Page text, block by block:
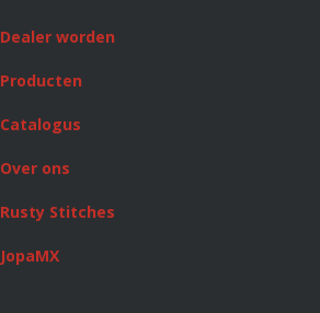
Dealer worden
Producten
Catalogus
Over ons
Rusty Stitches
JopaMX